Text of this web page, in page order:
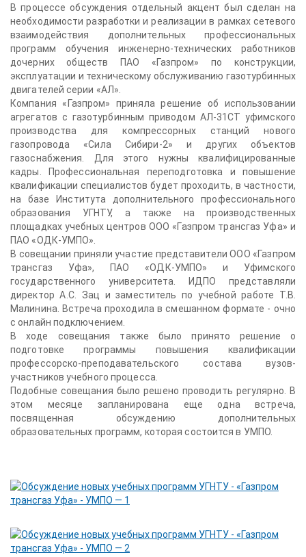
В процессе обсуждения отдельный акцент был сделан на
необходимости разработки и реализации в рамках сетевого
взаимодействия дополнительных профессиональных
программ обучения инженерно-технических работников
дочерних обществ ПАО «Газпром» по конструкции,
эксплуатации и техническому обслуживанию газотурбинных
двигателей серии «АЛ».
Компания «Газпром» приняла решение об использовании
агрегатов с газотурбинным приводом АЛ-31СТ уфимского
производства для компрессорных станций нового
газопровода «Сила Сибири-2» и других объектов
газоснабжения. Для этого нужны квалифицированные
кадры. Профессиональная переподготовка и повышение
квалификации специалистов будет проходить, в частности,
на базе Института дополнительного профессионального
образования УГНТУ, а также на производственных
площадках учебных центров ООО «Газпром трансгаз Уфа» и
ПАО «ОДК-УМПО».
В совещании приняли участие представители ООО «Газпром
трансгаз Уфа», ПАО «ОДК-УМПО» и Уфимского
государственного университета. ИДПО представляли
директор А.С. Зац и заместитель по учебной работе Т.В.
Малинина. Встреча проходила в смешанном формате - очно
с онлайн подключением.
В ходе совещания также было принято решение о
подготовке программы повышения квалификации
профессорско-преподавательского состава вузов-
участников учебного процесса.
Подобные совещания было решено проводить регулярно. В
этом месяце запланирована еще одна встреча,
посвященная обсуждению дополнительных
образовательных программ, которая состоится в УМПО.